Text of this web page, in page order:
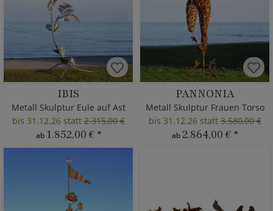
IBIS
Metall Skulptur Eule auf Ast
bis 31.12.26 statt2.315,00 €
ab 1.852,00 € *
PANNONIA
Metall Skulptur Frauen Torso
bis 31.12.26 statt3.580,00 €
ab2.864,00 € *